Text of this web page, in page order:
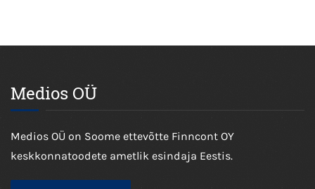
Medios OÜ
Medios OÜ on Soome ettevõtte Finncont OY
keskkonnatoodete ametlik esindaja Eestis.